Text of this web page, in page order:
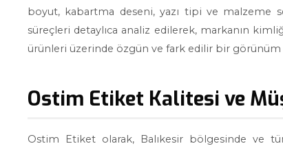
boyut, kabartma deseni, yazı tipi ve malzeme
süreçleri detaylıca analiz edilerek, markanın
ürünleri üzerinde özgün ve fark edilir bir görünüm
Ostim Etiket Kalitesi ve
Ostim Etiket olarak, Balıkesir bölgesinde ve